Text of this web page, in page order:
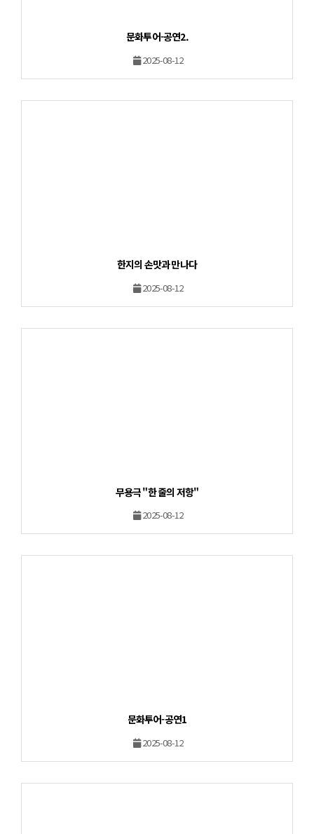
문화투어-공연2.
2025-08-12
한지의 손맛과 만나다
2025-08-12
무용극 "한 줄의 저항"
2025-08-12
문화투어-공연1
2025-08-12